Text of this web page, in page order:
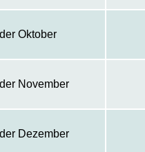
der Oktober
der November
der Dezember